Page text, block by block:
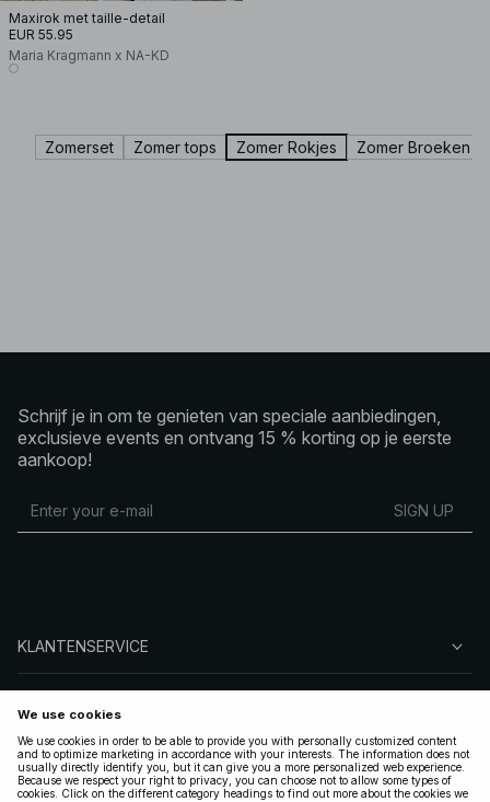
Maxirok met taille-detail
EUR 55.95
Maria Kragmann x NA-KD
Zomerset Zomer tops Zomer Rokjes Zomer Broeken
Schrijf je in om te genieten van speciale aanbiedingen,
exclusieve events en ontvang 15 % korting op je eerste
aankoop!
SIGN UP
KLANTENSERVICE
VOLG ONS